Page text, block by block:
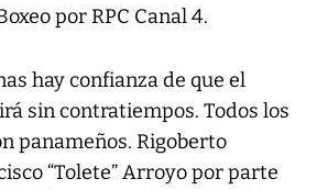
por RPC Canal 4.
hay confianza de que el
sin contratiempos. Todos los
panameños. Rigoberto
“Tolete” Arroyo por parte